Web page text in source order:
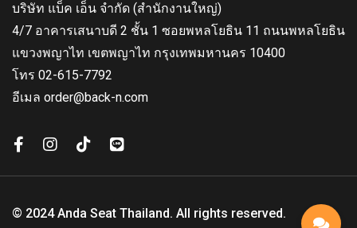
บริษัท แบ็ค เอ็น จำกัด (สำนักงานใหญ่)
4/7 อาคารเสนาบดี 2 ชั้น 1 ซอยพหลโยธิน 11 ถนนพหลโยธิน
แขวงพญาไท เขตพญาไท กรุงเทพมหานคร 10400
โทร 02-615-7792
อีเมล order@back-n.com
© 2024 Anda Seat Thailand. All rights reserved.